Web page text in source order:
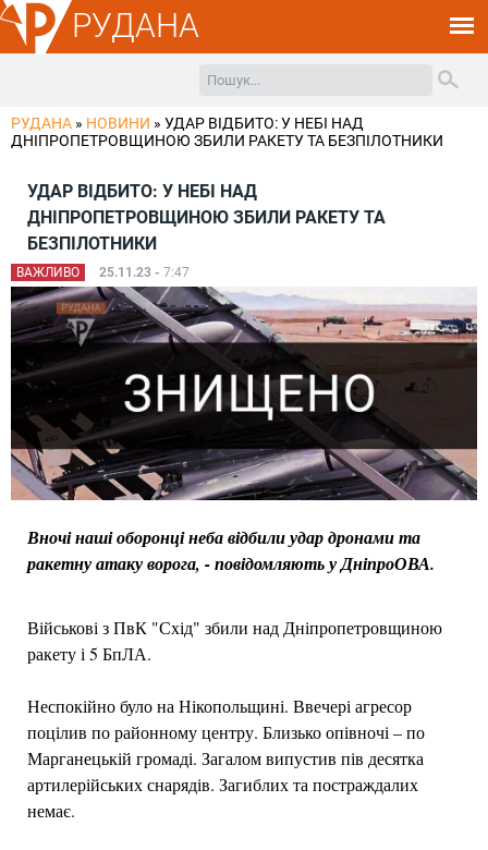
РУДАНА
РУДАНА » НОВИНИ » УДАР ВІДБИТО: У НЕБІ НАД
ДНІПРОПЕТРОВЩИНОЮ ЗБИЛИ РАКЕТУ ТА БЕЗПІЛОТНИКИ
УДАР ВІДБИТО: У НЕБІ НАД
ДНІПРОПЕТРОВЩИНОЮ ЗБИЛИ РАКЕТУ ТА
БЕЗПІЛОТНИКИ
ВАЖЛИВО 25.11.23 - 7:47
Вночі наші оборонці неба відбили удар дронами та
ракетну атаку ворога, - повідомляють у ДніпроОВА.
Військові з ПвК "Схід" збили над Дніпропетровщиною
ракету і 5 БпЛА.
Неспокійно було на Нікопольщині. Ввечері агресор
поцілив по районному центру. Близько опівночі – по
Марганецькій громаді. Загалом випустив пів десятка
артилерійських снарядів. Загиблих та постраждалих
немає.